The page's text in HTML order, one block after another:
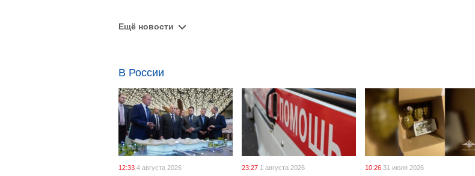
Ещё новости
В России
12:33 4 августа 2026 23:27 1 августа 2026 10:26 31 июля 2026